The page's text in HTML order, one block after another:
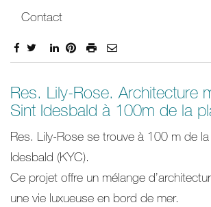
Contact
Description
Res. Lily-Rose. Architecture
Sint Idesbald à 100m de la
Res. Lily-Rose se trouve à 100 m de
Idesbald (KYC).
Ce projet offre un mélange
une vie luxueuse en bord de mer.